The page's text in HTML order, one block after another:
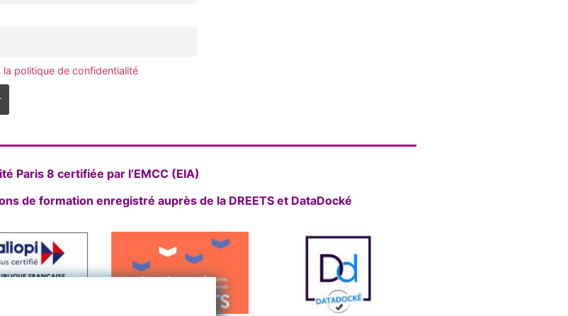
politique de confidentialité
Paris 8 certifiée par l’EMCC (EIA)
de formation enregistré auprès de la DREETS et DataDocké